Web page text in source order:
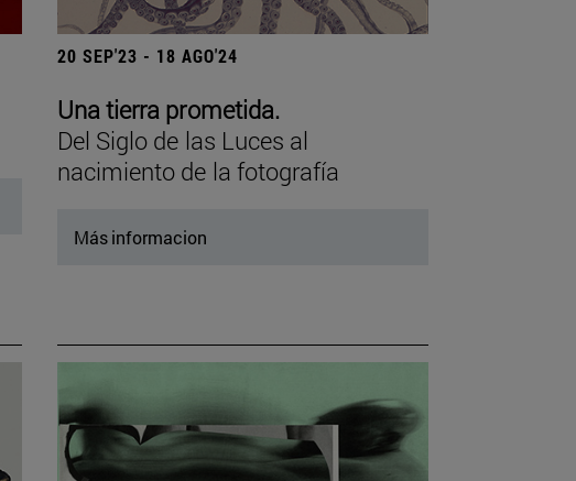
20 SEP'23 - 18 AGO'24
Una tierra prometida.
Del Siglo de las Luces al
nacimiento de la fotografía
Más informacion